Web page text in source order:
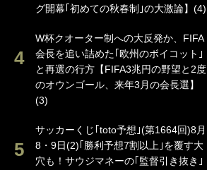
グ開幕｢初めての秋春制｣の大激論】(4)
W杯クオーター制への大反発か、FIFA
会長を追い詰めた｢欧州のボイコット｣
と再選の行方【FIFA3兆円の野望と2度
のオウンゴール、来年3月の会長選】
(3)
サッカーくじ｢toto予想｣(第1664回)8月
8・9日(2)｢勝利予想7割以上｣を覆す大
穴も！サウジマネーの｢監督引き抜き｣